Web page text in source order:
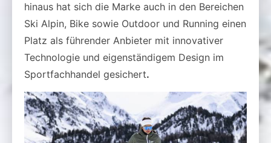
hinaus hat sich die Marke auch in den Bereichen
Ski Alpin, Bike sowie Outdoor und Running einen
Platz als führender Anbieter mit innovativer
Technologie und eigenständigem Design im
Sportfachhandel gesichert.